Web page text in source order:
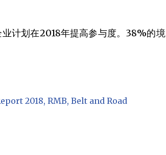
计划在2018年提高参与度。38%的境
2018 RMB Belt and Road